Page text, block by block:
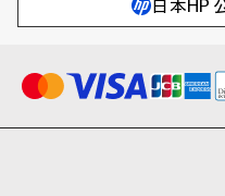
ハイブリッドワーク
プリンター
日本HP